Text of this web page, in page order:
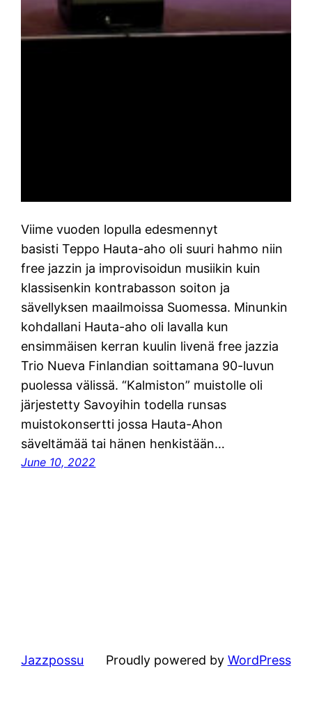
Viime vuoden lopulla edesmennyt
basisti Teppo Hauta-aho oli suuri hahmo niin
free jazzin ja improvisoidun musiikin kuin
klassisenkin kontrabasson soiton ja
sävellyksen maailmoissa Suomessa. Minunkin
kohdallani Hauta-aho oli lavalla kun
ensimmäisen kerran kuulin livenä free jazzia
Trio Nueva Finlandian soittamana 90-luvun
puolessa välissä. “Kalmiston” muistolle oli
järjestetty Savoyihin todella runsas
muistokonsertti jossa Hauta-Ahon
säveltämää tai hänen henkistään…
June 10, 2022
Jazzpossu Proudly powered by WordPress